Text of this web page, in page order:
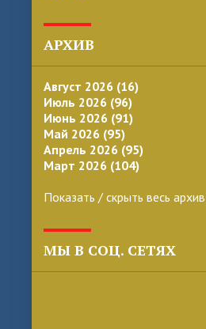
АРХИВ
Август 2026 (16)
Июль 2026 (96)
Июнь 2026 (91)
Май 2026 (95)
Апрель 2026 (95)
Март 2026 (104)
Показать / скрыть весь архив
МЫ В СОЦ. СЕТЯХ